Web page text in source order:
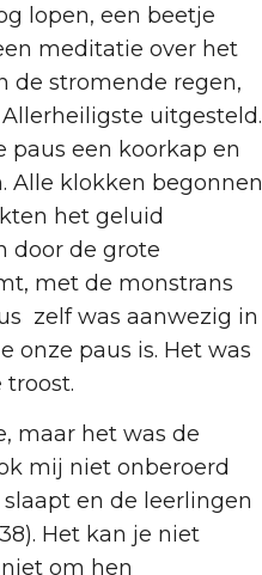
lopen, een beetje
meditatie over het
de stromende regen,
uitgesteld.
paus een koorkap en
Alle klokken begonnen
het geluid
door de grote
met de monstrans
zelf was aanwezig in
onze paus is. Het was
maar het was de
mij niet onberoerd
en de leerlingen
Het kan je niet
om hen